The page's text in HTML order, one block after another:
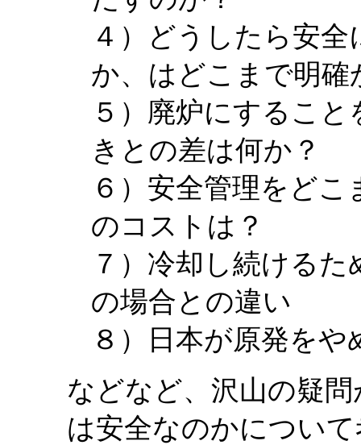
４）どうしたら安
か、はどこまで明確
５）廃炉にするこ
きとの差は何か？
６）安全管理をど
のコストは？
７）冷却し続ける
の場合との違い
８）日本が原発を
などなど、沢山の疑
は安全なのかについ